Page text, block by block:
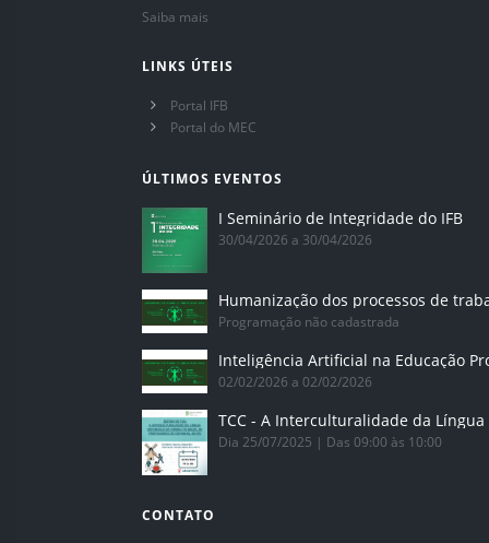
Saiba mais
LINKS ÚTEIS
Portal IFB
Portal do MEC
ÚLTIMOS EVENTOS
I Seminário de Integridade do IFB
30/04/2026 a 30/04/2026
Humanização dos processos de
Programação não cadastrada
02/02/2026 a 02/02/2026
Dia 25/07/2025 | Das 09:00 às 10:00
CONTATO